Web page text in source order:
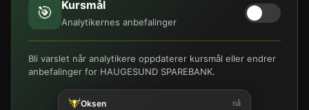
🎯 Kursmål
Analytikernes anbefalinger
Bli varslet når analytikere oppdaterer kursmål eller endrer
anbefalinger for HAUGESUND SPAREBANK.
Oksen nå